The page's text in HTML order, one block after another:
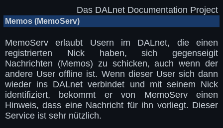
Das DALnet Documentation Project
Memos (MemoServ)
MemoServ erlaubt Usern im DALnet, die einen
registrierten Nick haben, sich gegenseigit
Nachrichten (Memos) zu schicken, auch wenn der
andere User offline ist. Wenn dieser User sich dann
wieder ins DALnet verbindet und mit seinem Nick
identifiziert, bekommt er von MemoServ einen
Hinweis, dass eine Nachricht für ihn vorliegt. Dieser
Service ist sehr nützlich.